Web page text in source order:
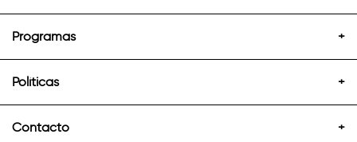
Programas +
Políticas +
Contacto +